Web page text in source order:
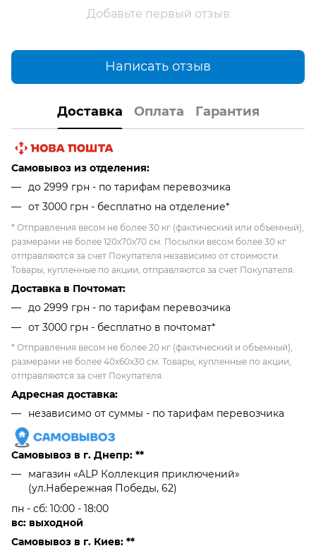
Добавьте первый отзыв
Написать отзыв
Доставка Оплата Гарантия
Самовывоз из отделения:
до 2999 грн - по тарифам перевозчика
от 3000 грн - бесплатно на отделение*
* Отправления весом не более 30 кг (фактический или объемный),
размерами не более 120х70х70 см. Посылки весом более 30 кг
отправляются за счет Покупателя независимо от стоимости.
Товары, купленные по акции, отправляются за счет Покупателя.
Доставка в Почтомат:
до 2999 грн - по тарифам перевозчика
от 3000 грн - бесплатно в почтомат*
* Отправления весом не более 20 кг (фактический и объемный),
размерами не более 40х60х30 см. Товары, купленные по акции,
отправляются за счет Покупателя.
Адресная доставка:
независимо от cуммы - по тарифам перевозчика
Самовывоз в г. Днепр: **
магазин «ALP Коллекция приключений»
(ул.Набережная Победы, 62)
пн - сб: 10:00 - 18:00
вс: выходной
Самовывоз в г. Киев: **